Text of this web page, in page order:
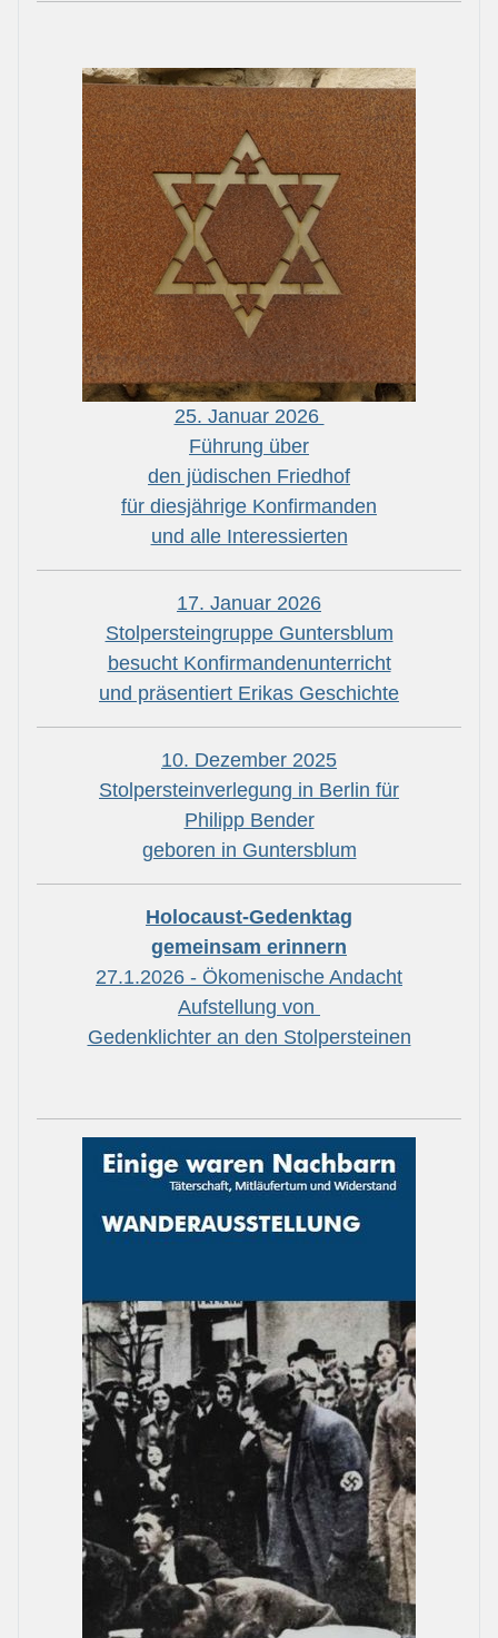
25. Januar 2026
Führung über
den jüdischen Friedhof
für diesjährige Konfirmanden
und alle Interessierten
17. Januar 2026
Stolpersteingruppe Guntersblum
besucht Konfirmandenunterricht
und präsentiert Erikas Geschichte
10. Dezember 2025
Stolpersteinverlegung in Berlin für
Philipp Bender
geboren in Guntersblum
Holocaust-Gedenktag
gemeinsam erinnern
27.1.2026 - Ökomenische Andacht
Aufstellung von
Gedenklichter an den Stolpersteinen